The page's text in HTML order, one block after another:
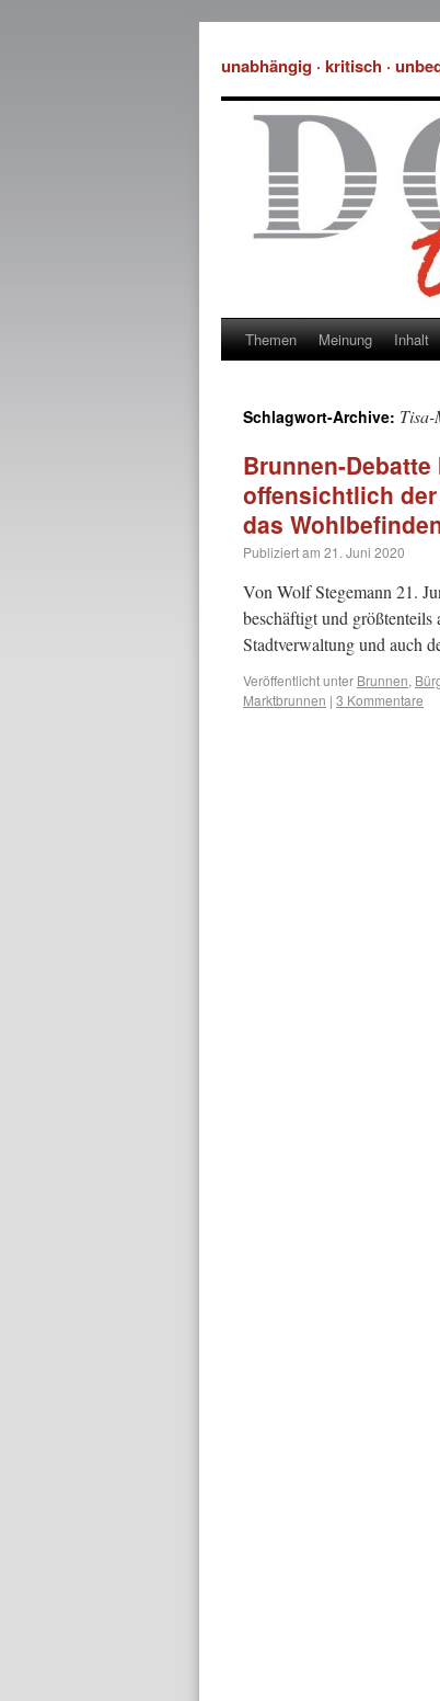
unabhängig · kritisch ·
Themen Meinung Inhalt
Schlagwort-Archive:
Brunnen-
offensichtlich
das
Publiziert am 21. Juni 2020
Von Wolf Stegemann 21.
beschäftigt und
Stadtverwaltung und auch
Veröffentlicht unter Brunnen,
Marktbrunnen | 3 Kommentare